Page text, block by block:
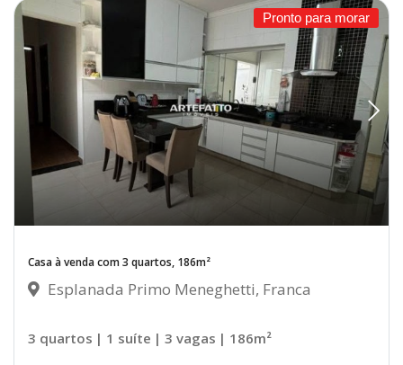
Pronto para morar
Casa à venda com 3 quartos, 186m²
Esplanada Primo Meneghetti, Franca
3 quartos | 1 suíte | 3 vagas | 186m²